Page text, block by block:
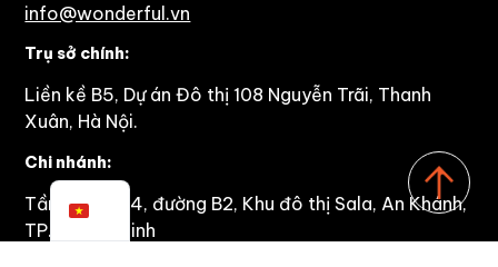
info@wonderful.vn
Trụ sở chính:
Liền kề B5, Dự án Đô thị 108 Nguyễn Trãi, Thanh
Xuân, Hà Nội.
Chi nhánh:
Tầng 4, số 74, đường B2, Khu đô thị Sala, An Khánh,
TP. Hồ Chí Minh